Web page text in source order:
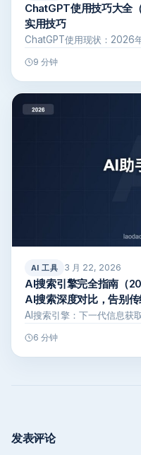
ChatGPT使用技巧大全
实用技巧
ChatGPT使用现状：2026
9 分钟
AI 工具 3 月 22, 2026
AI搜索引擎完全指南（
AI搜索深度对比，告别
AI搜索引擎：下一代信息获
6 分钟
发表评论